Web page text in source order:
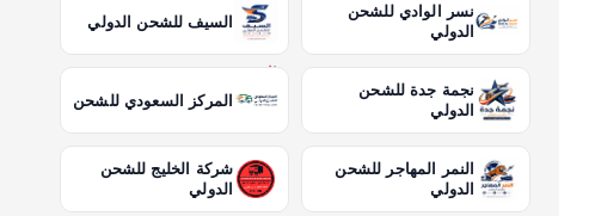
نسر الوادي للشحن
الدولي
السيف للشحن الدولي
نجمة جدة للشحن
الدولي
المركز السعودي للشحن
النمر المهاجر للشحن
الدولي
شركة الخليج للشحن
الدولي